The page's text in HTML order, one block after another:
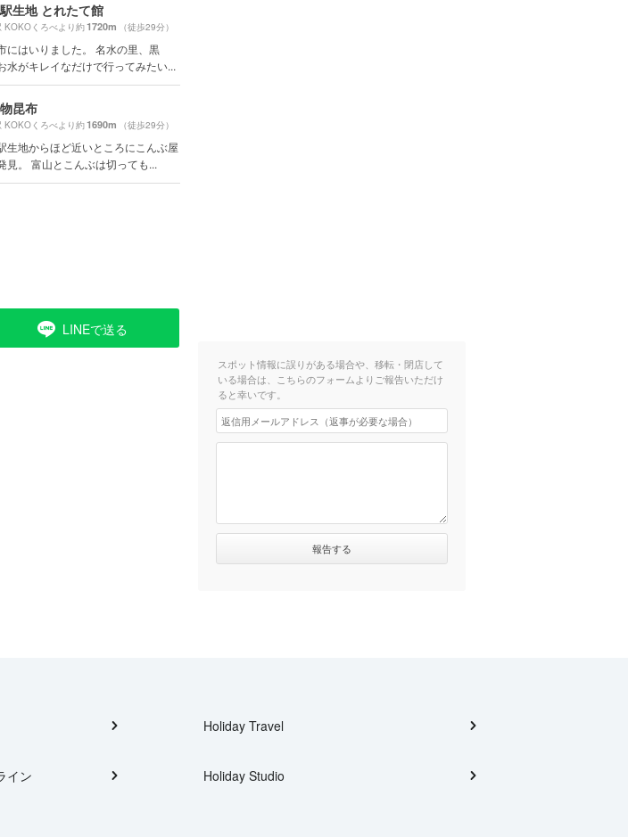
生地 とれたて館
KOKOくろべより約1720m （徒歩29分）
にはいりました。 名水の里、黒
水がキレイなだけで行ってみたい...
昆布
KOKOくろべより約1690m （徒歩29分）
生地からほど近いところにこんぶ屋
見。 富山とこんぶは切っても...
LINEで送る
スポット情報に誤りがある場合や、移転・閉店して
いる場合は、こちらのフォームよりご報告いただけ
ると幸いです。
イン
Holiday Travel
Holiday Studio